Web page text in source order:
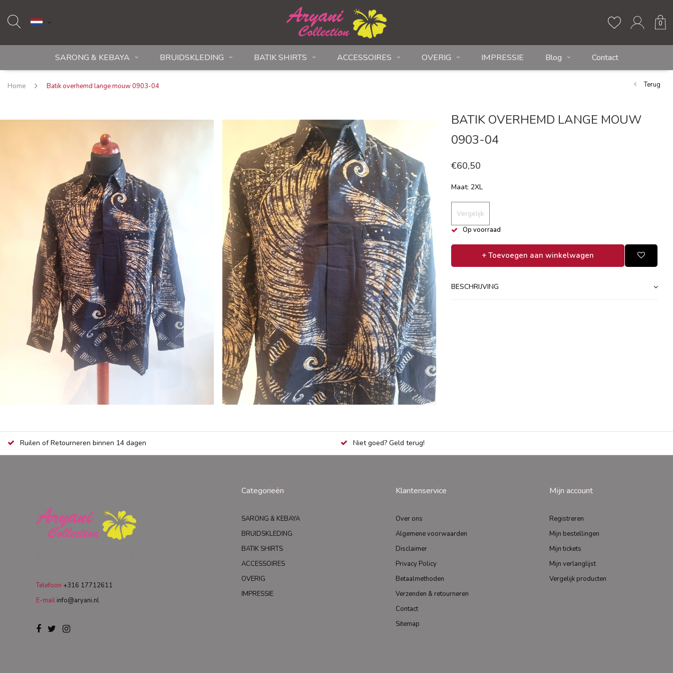
0
SARONG & KEBAYA BRUIDSKLEDING BATIK SHIRTS ACCESSOIRES OVERIG IMPRESSIE Blog Contact
Home Batik overhemd lange mouw 0903-04 Terug
BATIK OVERHEMD LANGE MOUW
0903-04
€60,50
Maat: 2XL
Vergelijk
Op voorraad
+ Toevoegen aan winkelwagen
BESCHRIJVING
Ruilen of Retourneren binnen 14 dagen Niet goed? Geld terug!
Telefoon +316 17712611
E-mail info@aryani.nl
Categorieën
SARONG & KEBAYA
BRUIDSKLEDING
BATIK SHIRTS
ACCESSOIRES
OVERIG
IMPRESSIE
Klantenservice
Over ons
Algemene voorwaarden
Disclaimer
Privacy Policy
Betaalmethoden
Verzenden & retourneren
Contact
Sitemap
Mijn account
Registreren
Mijn bestellingen
Mijn tickets
Mijn verlanglijst
Vergelijk producten